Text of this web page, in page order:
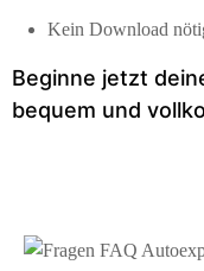
Kein Download
Beginne jetzt
bequem und